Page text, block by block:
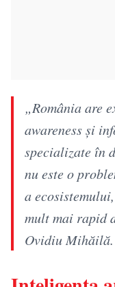
„România are
awareness și
specializate în
nu este o
a
mult mai rapid
Ovidiu Mihăilă.